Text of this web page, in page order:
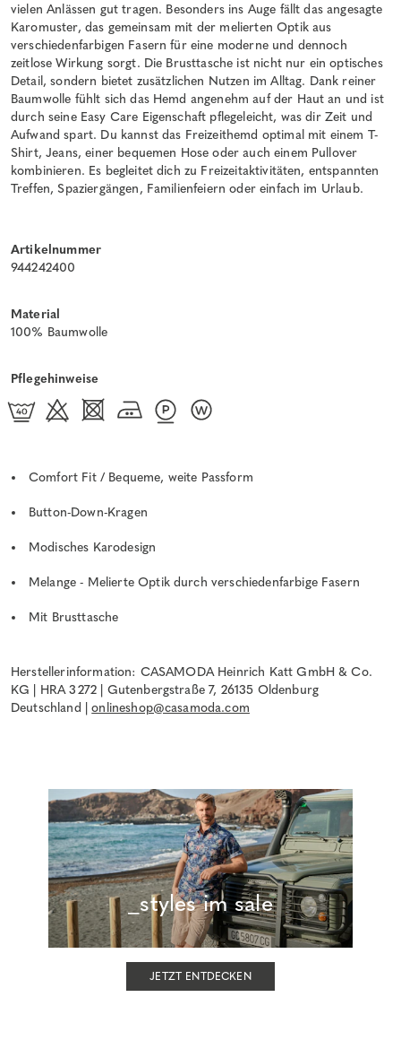
vielen Anlässen gut tragen. Besonders ins Auge fällt das angesagte
Karomuster, das gemeinsam mit der melierten Optik aus
verschiedenfarbigen Fasern für eine moderne und dennoch
zeitlose Wirkung sorgt. Die Brusttasche ist nicht nur ein optisches
Detail, sondern bietet zusätzlichen Nutzen im Alltag. Dank reiner
Baumwolle fühlt sich das Hemd angenehm auf der Haut an und ist
durch seine Easy Care Eigenschaft pflegeleicht, was dir Zeit und
Aufwand spart. Du kannst das Freizeithemd optimal mit einem T-
Shirt, Jeans, einer bequemen Hose oder auch einem Pullover
kombinieren. Es begleitet dich zu Freizeitaktivitäten, entspannten
Treffen, Spaziergängen, Familienfeiern oder einfach im Urlaub.
Artikelnummer
944242400
Material
100% Baumwolle
Pflegehinweise
Comfort Fit / Bequeme, weite Passform
Button-Down-Kragen
Modisches Karodesign
Melange - Melierte Optik durch verschiedenfarbige Fasern
Mit Brusttasche
Herstellerinformation: CASAMODA Heinrich Katt GmbH & Co.
KG | HRA 3272 | Gutenbergstraße 7, 26135 Oldenburg
Deutschland |onlineshop@casamoda.com
_styles im sale
JETZT ENTDECKEN